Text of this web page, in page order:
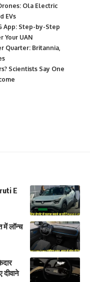
Ola Electric
EVs
App: Step-by-Step
Your UAN
Quarter: Britannia,
Scientists Say One
E
लॉन्च